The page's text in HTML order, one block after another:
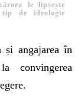
le lipsește
de ideologie
și angajarea în
convingerea